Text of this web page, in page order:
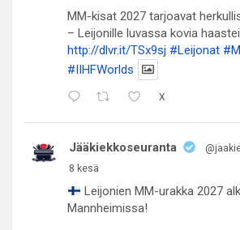
MM-kisat 2027 tarjoavat
– Leijonille luvassa kovia
http://dlvr.it/TSx9sj #Leijonat
#IIHFWorlds
X
Jääkiekkoseuranta
8 kesä
Leijonien MM-urakka 2027
Mannheimissa!